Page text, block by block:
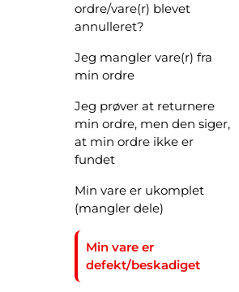
ordre/vare(r) blevet
annulleret?
Jeg mangler vare(r) fra
min ordre
Jeg prøver at returnere
min ordre, men den siger,
at min ordre ikke er
fundet
Min vare er ukomplet
(mangler dele)
Min vare er
defekt/beskadiget